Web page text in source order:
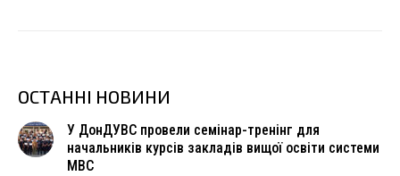
ОСТАННІ НОВИНИ
У ДонДУВС провели семінар-тренінг для
начальників курсів закладів вищої освіти системи
МВС